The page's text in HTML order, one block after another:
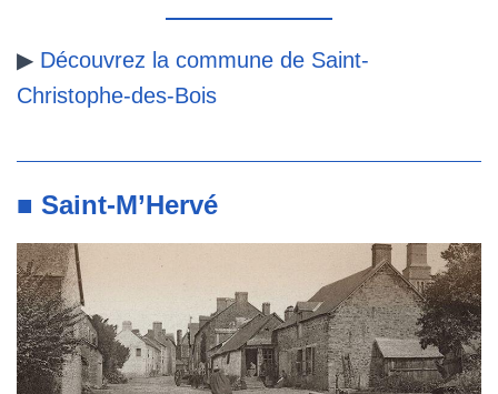
▶ Découvrez la commune de Saint-
Christophe-des-Bois
■ Saint-M’Hervé